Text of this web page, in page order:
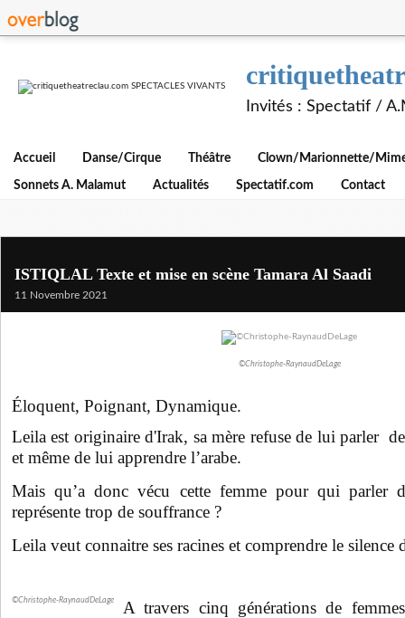
Invités : Spectatif /
Accueil Danse/Cirque Théâtre Clown/Marionnette/
Sonnets A. Malamut Actualités Spectatif.com Contact
ISTIQLAL Texte et mise en scène Tamara Al Saadi
11 Novembre 2021
©Christophe-RaynaudDeLage
Éloquent, Poignant, Dynamique.
Leila est originaire d'Irak, sa mère refuse de lui parler
et même de lui apprendre l’arabe.
Mais qu’a donc vécu cette femme pour qui parler
représente trop de souffrance ?
Leila veut connaitre ses racines et comprendre le silence
©Christophe-RaynaudDeLage
A travers cinq générations de